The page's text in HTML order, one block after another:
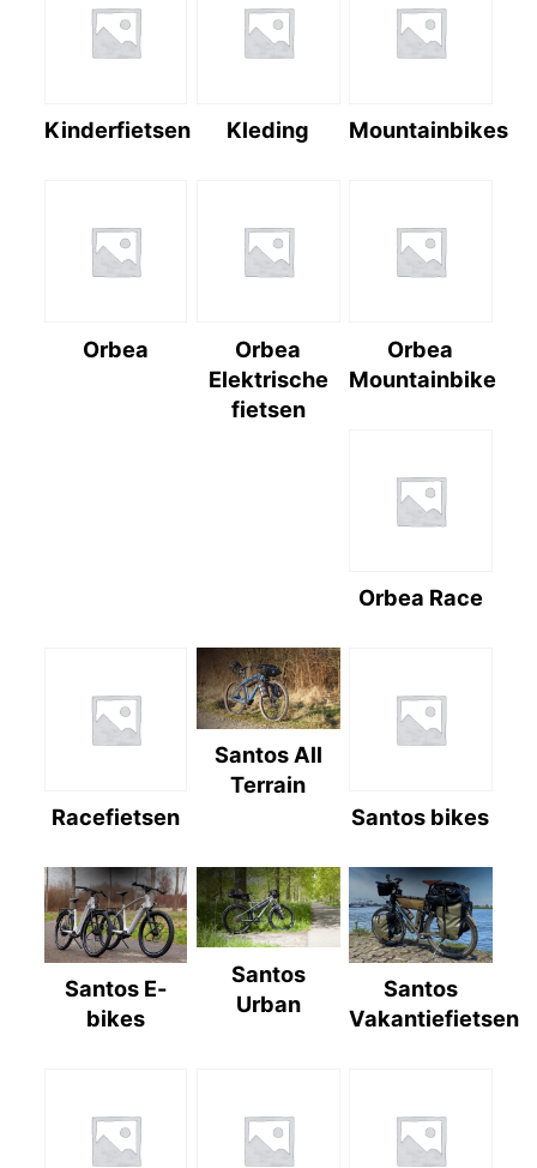
Kinderfietsen Kleding Mountainbikes
Orbea
Orbea
Elektrische
fietsen
Orbea
Mountainbike
Orbea Race
Racefietsen
Santos All
Terrain
Santos bikes
Santos E-
bikes
Santos
Urban
Santos
Vakantiefietsen